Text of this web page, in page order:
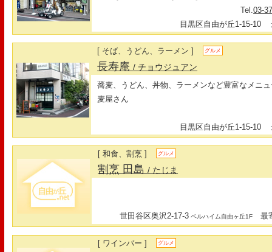
Tel.03-
目黒区自由が丘1-15-10
[ そば、うどん、ラーメン ] グルメ
長寿庵/ チョウジュアン
蕎麦、うどん、丼物、ラーメンなど豊富なメニ
麦屋さん
目黒区自由が丘1-15-10
[ 和食、割烹 ] グルメ
割烹 田島/ たじま
世田谷区奥沢2-17-3 ベルハイム自由ヶ丘1F 最
[ ワインバー ] グルメ